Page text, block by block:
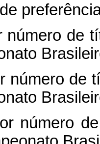
número de
número de
número